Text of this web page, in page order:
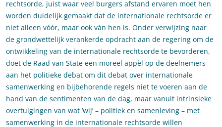
rechtsorde, juist waar veel burgers afstand ervaren moet hen
worden duidelijk gemaakt dat de internationale rechtsorde er
niet alleen vóór, maar ook ván hen is. Onder verwijzing naar
de grondwettelijk verankerde opdracht aan de regering om de
ontwikkeling van de internationale rechtsorde te bevorderen,
doet de Raad van State een moreel appèl op de deelnemers
aan het politieke debat om dit debat over internationale
samenwerking en bijbehorende regels niet te voeren aan de
hand van de sentimenten van de dag, maar vanuit intrinsieke
overtuigingen van wat ‘wij’ – politiek en samenleving – met
samenwerking in de internationale rechtsorde willen